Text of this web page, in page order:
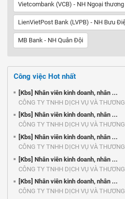
Vietcombank (VCB) - NH Ngoại thương
LienVietPost Bank (LVPB) - NH Bưu
MB Bank - NH Quân Đội
Công việc Hot nhất
[Kbs] Nhân viên kinh doanh, nhân ...
CÔNG TY TNHH DỊCH VỤ VÀ
[Kbs] Nhân viên kinh doanh, nhân ...
CÔNG TY TNHH DỊCH VỤ VÀ
[Kbs] Nhân viên kinh doanh, nhân ...
CÔNG TY TNHH DỊCH VỤ VÀ
[Kbs] Nhân viên kinh doanh, nhân ...
CÔNG TY TNHH DỊCH VỤ VÀ
[Kbs] Nhân viên kinh doanh, nhân ...
CÔNG TY TNHH DỊCH VỤ VÀ